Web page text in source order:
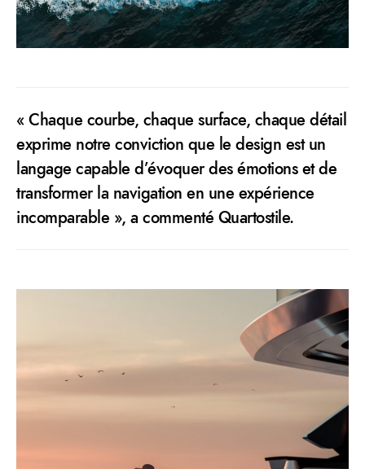
« Chaque courbe, chaque surface, chaque détail
exprime notre conviction que le design est un
langage capable d’évoquer des émotions et de
transformer la navigation en une expérience
incomparable », a commenté Quartostile.